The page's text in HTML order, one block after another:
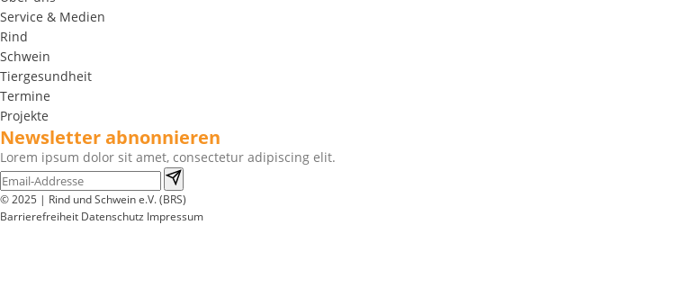
Service & Medien
Rind
Schwein
Tiergesundheit
Termine
Projekte
Newsletter abnonnieren
Lorem ipsum dolor sit amet, consectetur adipiscing elit.
© 2025 | Rind und Schwein e.V. (BRS)
Barrierefreiheit Datenschutz Impressum